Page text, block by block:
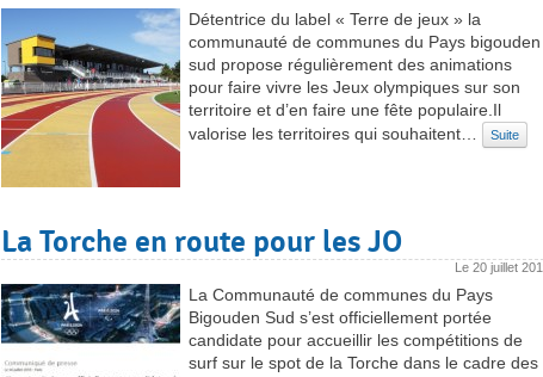
Détentrice du label « Terre de jeux » la
communauté de communes du Pays bigouden
sud propose régulièrement des animations
pour faire vivre les Jeux olympiques sur son
territoire et d’en faire une fête populaire.Il
valorise les territoires qui souhaitent…
Suite
La Torche en route pour les JO
Le 20 juillet
La Communauté de communes du Pays
Bigouden Sud s’est officiellement portée
candidate pour accueillir les compétitions de
surf sur le spot de la Torche dans le cadre des